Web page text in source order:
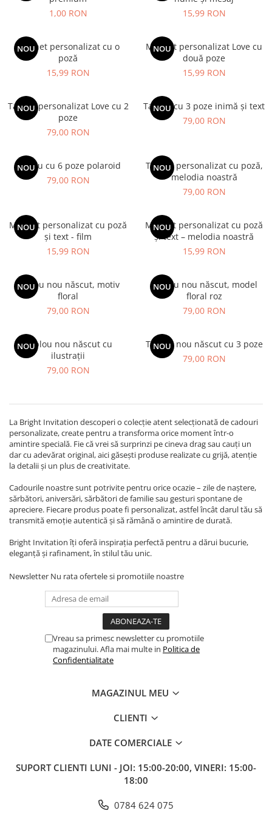
1,00 RON
15,99 RON
NOU
Magnet personalizat cu o
poză
15,99 RON
NOU
Magnet personalizat Love cu
două poze
15,99 RON
NOU
Tablou personalizat Love cu 2
poze
79,00 RON
NOU
Tablou cu 3 poze inimă și text
79,00 RON
NOU
Tablou cu 6 poze polaroid
79,00 RON
NOU
Tablou personalizat cu poză,
melodia noastră
79,00 RON
NOU
Magnet personalizat cu poză
și text - film
15,99 RON
NOU
Magnet personalizat cu poză
și text – melodia noastră
15,99 RON
NOU
Tablou nou născut, motiv
floral
79,00 RON
NOU
Tablou nou născut, model
floral roz
79,00 RON
NOU
Tablou nou născut cu
ilustrații
79,00 RON
NOU
Tablou nou născut cu 3 poze
79,00 RON
La Bright Invitation descoperi o colecție atent selecționată de cadouri
personalizate, create pentru a transforma orice moment într-o
amintire specială. Fie că vrei să surprinzi pe cineva drag sau cauți un
dar cu adevărat original, aici găsești produse realizate cu grijă, atenție
la detalii și un plus de creativitate.
Cadourile noastre sunt potrivite pentru orice ocazie – zile de naștere,
sărbători, aniversări, sărbători de familie sau gesturi spontane de
apreciere. Fiecare produs poate fi personalizat, astfel încât darul tău să
transmită emoție autentică și să rămână o amintire de durată.
Bright Invitation îți oferă inspirația perfectă pentru a dărui bucurie,
eleganță și rafinament, în stilul tău unic.
Newsletter Nu rata ofertele si promotiile noastre
Vreau sa primesc newsletter cu promotiile
magazinului. Afla mai multe in Politica de
Confidentialitate
MAGAZINUL MEU
CLIENTI
DATE COMERCIALE
SUPORT CLIENTI LUNI - JOI: 15:00-20:00, VINERI: 15:00-
18:00
0784 624 075